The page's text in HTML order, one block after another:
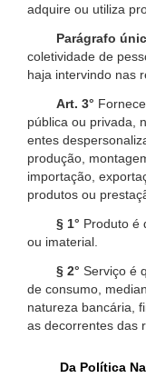
adquire ou utiliza
Parágrafo
coletividade de
haja intervindo nas
Art. 3°
pública ou privada,
entes
produção,
importação,
produtos ou
§ 1° Produto é
ou imaterial.
§ 2° Serviço é
de consumo,
natureza bancária,
as decorrentes das
Da Política